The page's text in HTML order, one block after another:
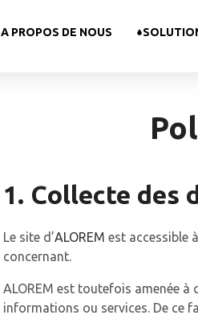
A PROPOS DE NOUS
1. Collecte des
Le site d’ALOREM est accessible
concernant.
ALOREM est toutefois amenée
informations ou services. De ce